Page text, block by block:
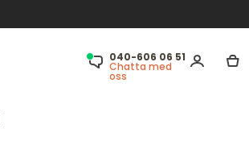
040-606 06 51
Chatta med
oss